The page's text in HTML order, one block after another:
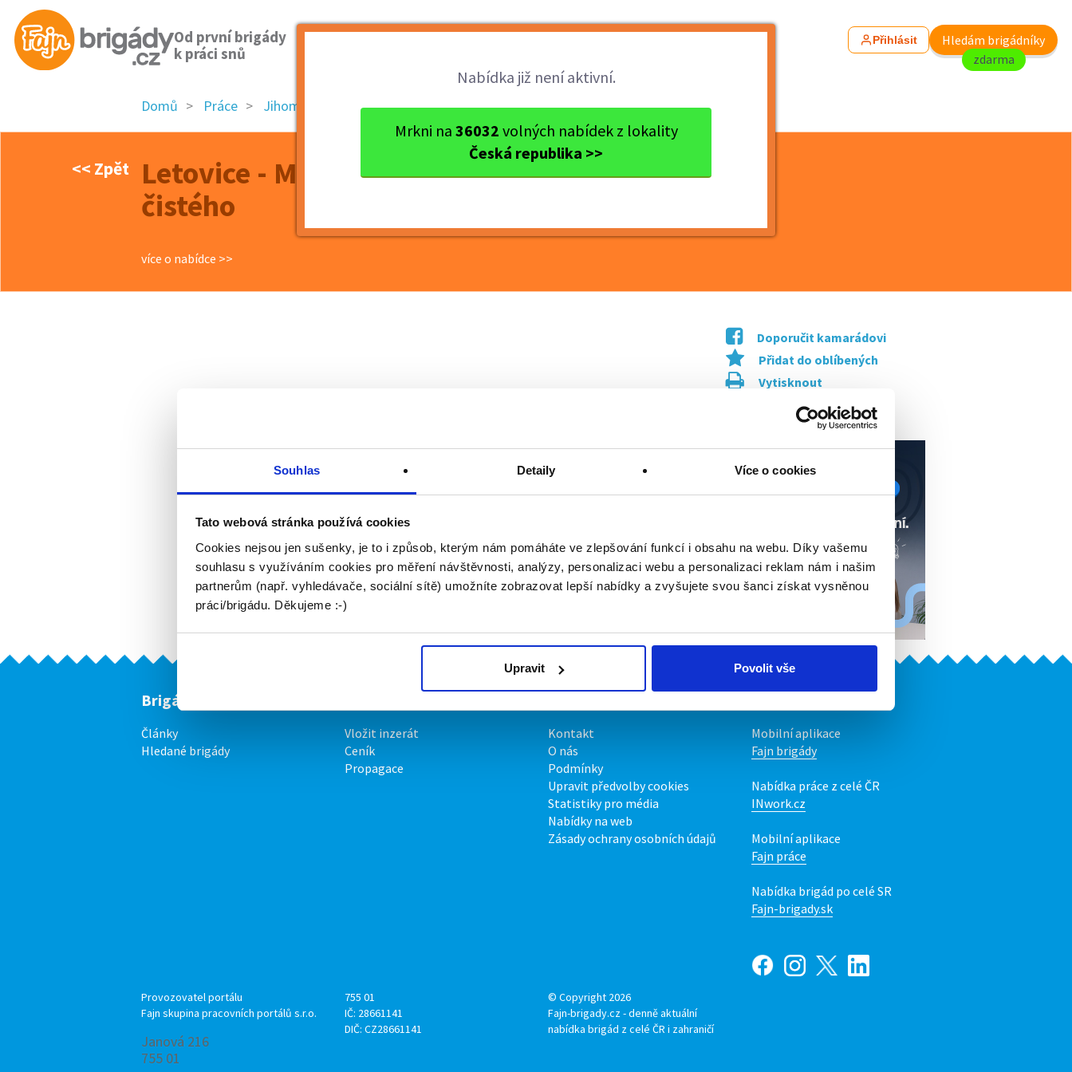
Souhlas Detaily Více o cookies
Tato webová stránka používá cookies
Cookies nejsou jen sušenky, je to i způsob, kterým nám pomáháte ve zlepšování funkcí i obsahu na webu. Díky vašemu
souhlasu s využíváním cookies pro měření návštěvnosti, analýzy, personalizaci webu a personalizaci reklam nám i našim
partnerům (např. vyhledávače, sociální sítě) umožníte zobrazovat lepší nabídky a zvyšujete svou šanci získat vysněnou
práci/brigádu. Děkujeme :-)
Upravit Povolit vše
Od první brigády
k práci snů
Přihlásit
Hledám brigádníky
zdarma
Nabídka již není aktivní.
Mrkni na 36032 volných nabídek z lokality
Česká republika >>
Domů Práce Jihomoravský kraj okres Blansko Letovice Letovice - Montážní dělník,...
<< Zpět
Letovice - Montážní dělník, 150Kč/hod
čistého
více o nabídce >>
Doporučit kamarádovi
Přidat do oblíbených
Vytisknout
Upozornit na inzerát
Brigádníci
Články
Hledané brigády
Vložit inzerát
Ceník
Propagace
Kontakt
O nás
Podmínky
Upravit předvolby cookies
Statistiky pro média
Nabídky na web
Zásady ochrany osobních údajů
Mobilní aplikace
Fajn brigády
Nabídka práce z celé ČR
INwork.cz
Mobilní aplikace
Fajn práce
Nabídka brigád po celé SR
Fajn-brigady.sk
Provozovatel portálu
Fajn skupina pracovních portálů s.r.o.
Janová 216
755 01
755 01
IČ: 28661141
DIČ: CZ28661141
© Copyright 2026
Fajn-brigady.cz - denně aktuální
nabídka brigád z celé ČR i zahraničí